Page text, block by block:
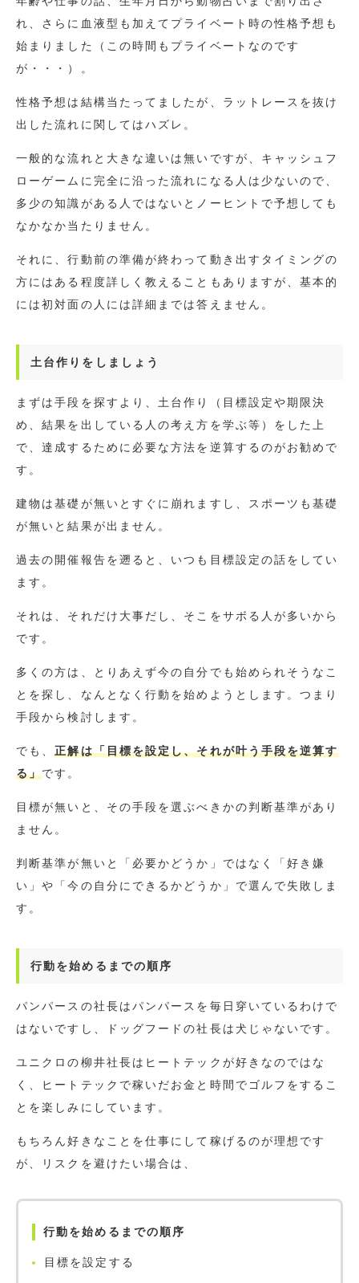
れ、さらに血液型も加えてプライベート時の性格予想も
始まりました（この時間もプライベートなのです
が・・・）。
性格予想は結構当たってましたが、ラットレースを抜け
出した流れに関してはハズレ。
一般的な流れと大きな違いは無いですが、キャッシュフ
ローゲームに完全に沿った流れになる人は少ないので、
多少の知識がある人ではないとノーヒントで予想しても
なかなか当たりません。
それに、行動前の準備が終わって動き出すタイミングの
方にはある程度詳しく教えることもありますが、基本的
には初対面の人には詳細までは答えません。
土台作りをしましょう
まずは手段を探すより、土台作り（目標設定や期限決
め、結果を出している人の考え方を学ぶ等）をした上
で、達成するために必要な方法を逆算するのがお勧めで
す。
建物は基礎が無いとすぐに崩れますし、スポーツも基礎
が無いと結果が出ません。
過去の開催報告を遡ると、いつも目標設定の話をしてい
ます。
それは、それだけ大事だし、そこをサボる人が多いから
です。
多くの方は、とりあえず今の自分でも始められそうなこ
とを探し、なんとなく行動を始めようとします。つまり
手段から検討します。
でも、正解は「目標を設定し、それが叶う手段を逆算す
る」です。
目標が無いと、その手段を選ぶべきかの判断基準があり
ません。
判断基準が無いと「必要かどうか」ではなく「好き嫌
い」や「今の自分にできるかどうか」で選んで失敗しま
す。
行動を始めるまでの順序
パンパースの社長はパンパースを毎日穿いているわけで
はないですし、ドッグフードの社長は犬じゃないです。
ユニクロの柳井社長はヒートテックが好きなのではな
く、ヒートテックで稼いだお金と時間でゴルフをするこ
とを楽しみにしています。
もちろん好きなことを仕事にして稼げるのが理想です
が、リスクを避けたい場合は、
行動を始めるまでの順序
目標を設定する